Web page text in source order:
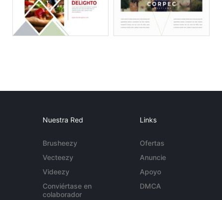
Nuestra Red
Brusheezy
Vecteezy
Videezy
Conviértase en
colaborador
Links
Ofertas
Anuncie
Apoyo
DMCA